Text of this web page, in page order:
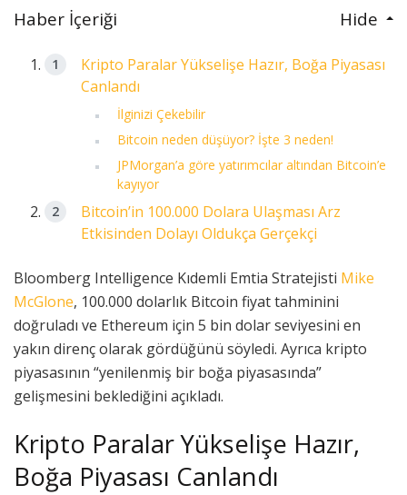
Haber İçeriği Hide
Kripto Paralar Yükselişe Hazır, Boğa Piyasası
Canlandı
İlginizi Çekebilir
Bitcoin neden düşüyor? İşte 3 neden!
JPMorgan’a göre yatırımcılar altından Bitcoin’e
kayıyor
Bitcoin’in 100.000 Dolara Ulaşması Arz
Etkisinden Dolayı Oldukça Gerçekçi
Bloomberg Intelligence Kıdemli Emtia Stratejisti Mike
McGlone, 100.000 dolarlık Bitcoin fiyat tahminini
doğruladı ve Ethereum için 5 bin dolar seviyesini en
yakın direnç olarak gördüğünü söyledi. Ayrıca kripto
piyasasının “yenilenmiş bir boğa piyasasında”
gelişmesini beklediğini açıkladı.
Kripto Paralar Yükselişe Hazır,
Boğa Piyasası Canlandı